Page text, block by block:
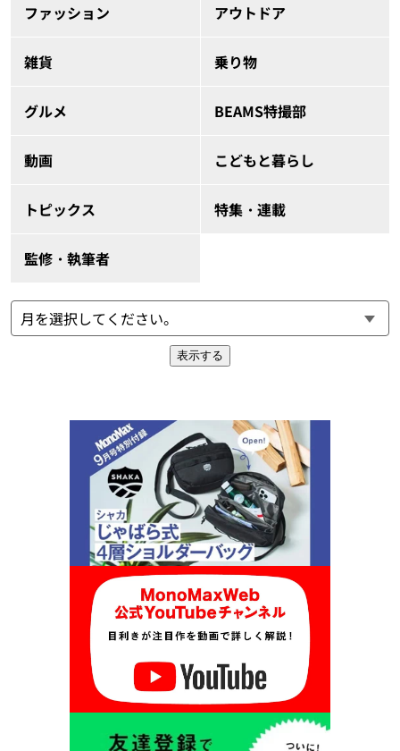
ファッション アウトドア
雑貨 乗り物
グルメ BEAMS特撮部
動画 こどもと暮らし
トピックス 特集・連載
監修・執筆者
表示する